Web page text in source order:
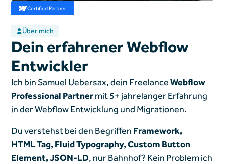
Über mich
Dein erfahrener Webflow
Entwickler
Ich bin Samuel Uebersax, dein FreelanceWebflow
Professional Partnermit 5+ jahrelanger Erfahrung
in der Webflow Entwicklung und Migrationen.
Du verstehst bei den Begriffen Framework,
HTML Tag, Fluid Typography, Custom Button
Element, JSON-LD, nur Bahnhof? Kein Problem ich
Certified Partner